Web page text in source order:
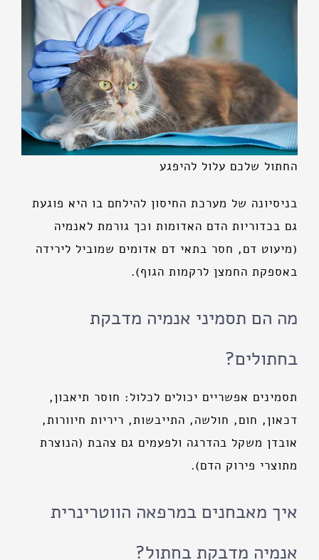
החתול שלכם עלול להיפגע
בניסיונה של מערכת החיסון להילחם בו היא פוגעת
גם בכדוריות הדם האדומות וכך גורמת לאנמיה
(מיעוט דם, חסר בתאי דם אדומים שמוביל לירידה
באספקת החמצן לרקמות הגוף).
מה הם תסמיני אנמיה מדבקת
בחתולים?
תסמינים אפשריים יכולים לכלול: חוסר תיאבון,
דכאון, חום, חולשה, התייבשות, ריריות חיוורות,
אובדן משקל בהדרגה ולפעמים גם צהבת (הנוצרת
מתוצרי פירוק הדם).
איך מאבחנים במרפאה הווטרינרית
אנמיה מדבקת בחתול?